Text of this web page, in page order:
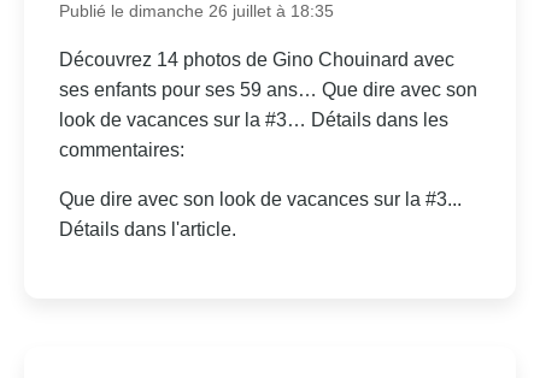
Publié le dimanche 26 juillet à 18:35
Découvrez 14 photos de Gino Chouinard avec
ses enfants pour ses 59 ans… Que dire avec son
look de vacances sur la #3… Détails dans les
commentaires:
Que dire avec son look de vacances sur la #3...
Détails dans l'article.